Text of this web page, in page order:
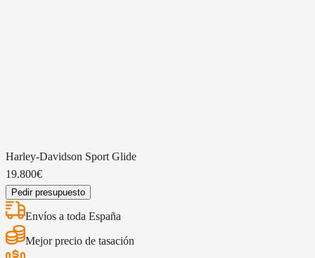
Harley-Davidson Sport Glide
19.800€
Pedir presupuesto
Envíos a toda España
Mejor precio de tasación